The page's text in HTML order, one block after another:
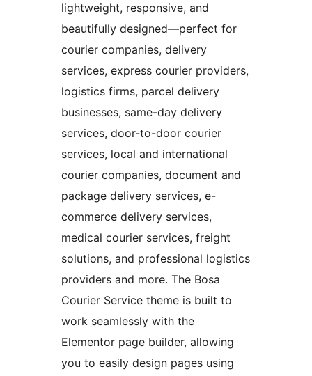
lightweight, responsive, and
beautifully designed—perfect for
courier companies, delivery
services, express courier providers,
logistics firms, parcel delivery
businesses, same-day delivery
services, door-to-door courier
services, local and international
courier companies, document and
package delivery services, e-
commerce delivery services,
medical courier services, freight
solutions, and professional logistics
providers and more. The Bosa
Courier Service theme is built to
work seamlessly with the
Elementor page builder, allowing
you to easily design pages using